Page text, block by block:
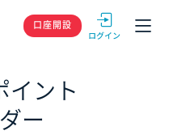
GMOクリック
口座開設
イント
ー